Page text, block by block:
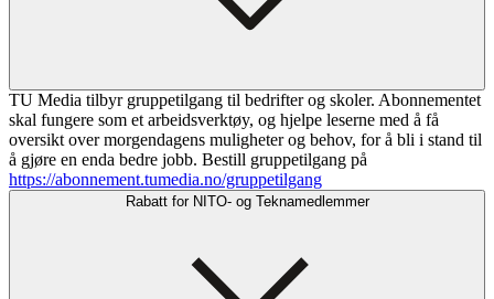
TU Media tilbyr gruppetilgang til bedrifter og skoler. Abonnementet
skal fungere som et arbeidsverktøy, og hjelpe leserne med å få
oversikt over morgendagens muligheter og behov, for å bli i stand til
å gjøre en enda bedre jobb. Bestill gruppetilgang på
https://abonnement.tumedia.no/gruppetilgang
Rabatt for NITO- og Teknamedlemmer